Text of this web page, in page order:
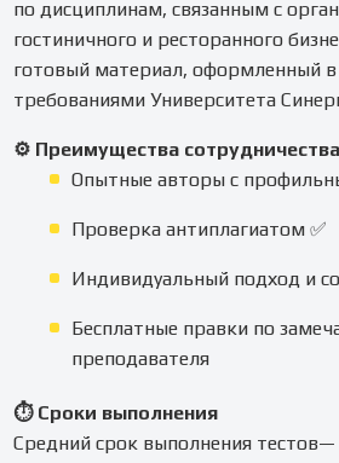
по дисциплинам, связанным с
гостиничного и ресторанного
готовый материал, оформленный в
требованиями Университета
⚙️ Преимущества сотрудничества
Опытные авторы с
Проверка антиплагиатом ✅
Индивидуальный подход и
Бесплатные правки по
преподавателя
⏱ Сроки выполнения
Средний срок выполнения